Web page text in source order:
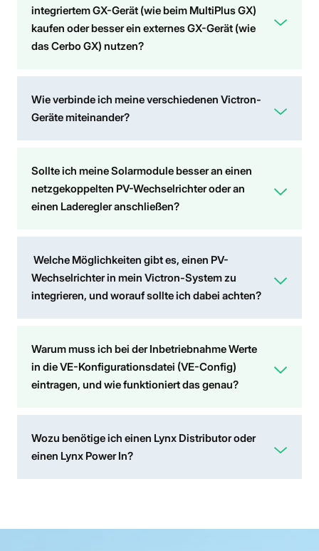
integriertem GX-Gerät (wie beim MultiPlus GX)
kaufen oder besser ein externes GX-Gerät (wie
das Cerbo GX) nutzen?
Wie verbinde ich meine verschiedenen Victron-
Geräte miteinander?
Sollte ich meine Solarmodule besser an einen
netzgekoppelten PV-Wechselrichter oder an
einen Laderegler anschließen?
Welche Möglichkeiten gibt es, einen PV-
Wechselrichter in mein Victron-System zu
integrieren, und worauf sollte ich dabei achten?
Warum muss ich bei der Inbetriebnahme Werte
in die VE-Konfigurationsdatei (VE-Config)
eintragen, und wie funktioniert das genau?
Wozu benötige ich einen Lynx Distributor oder
einen Lynx Power In?